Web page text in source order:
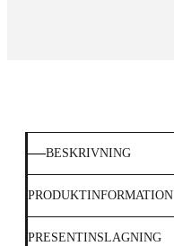
BESKRIVNING
PRODUKTINFORMATION
PRESENTINSLAGNING